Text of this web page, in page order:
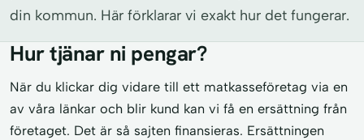
din kommun. Här förklarar vi exakt hur det fungerar.
Hur tjänar ni pengar?
När du klickar dig vidare till ett matkasseföretag via en
av våra länkar och blir kund kan vi få en ersättning från
företaget. Det är så sajten finansieras. Ersättningen